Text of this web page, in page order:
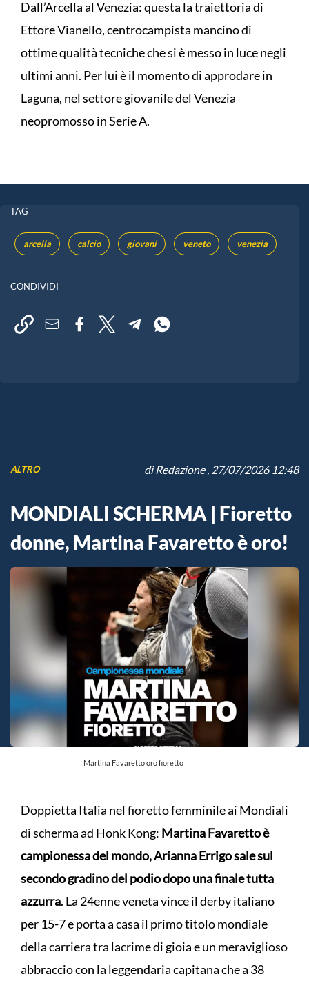
Dall’Arcella al Venezia: questa la traiettoria di
Ettore Vianello, centrocampista mancino di
ottime qualità tecniche che si è messo in luce negli
ultimi anni. Per lui è il momento di approdare in
Laguna, nel settore giovanile del Venezia
neopromosso in Serie A.
TAG
arcella calcio giovani veneto venezia
CONDIVIDI
ALTRO diRedazione, 27/07/2026 12:48
MONDIALI SCHERMA | Fioretto
donne, Martina Favaretto è oro!
Martina Favaretto oro fioretto
Doppietta Italia nel fioretto femminile ai Mondiali
di scherma ad Honk Kong: Martina Favaretto è
campionessa del mondo, Arianna Errigo sale sul
secondo gradino del podio dopo una finale tutta
azzurra. La 24enne veneta vince il derby italiano
per 15-7 e porta a casa il primo titolo mondiale
della carriera tra lacrime di gioia e un meraviglioso
abbraccio con la leggendaria capitana che a 38